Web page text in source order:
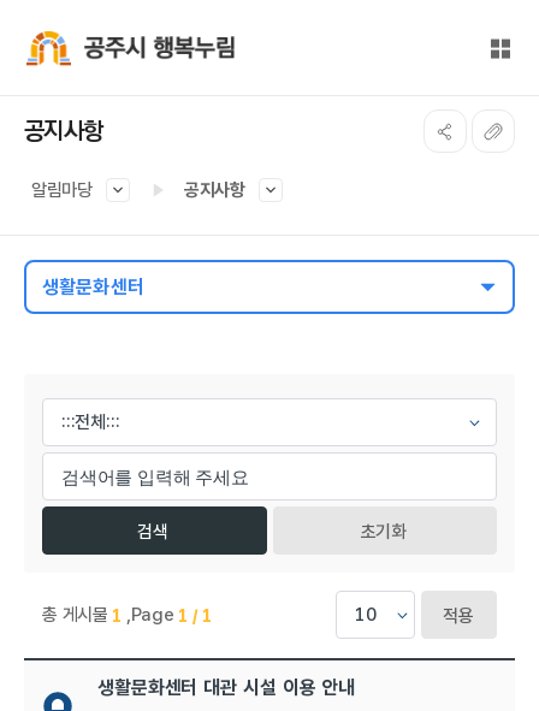
전체
공지사항
알림마당 공지사항
생활문화센터
초기화
총 게시물 1 ,Page 1 / 1 적용
생활문화센터 > 공지사항 목록으로 번호, 제목, 작성자, 조회수,등
생활문화센터 대관 시설 이용 안내